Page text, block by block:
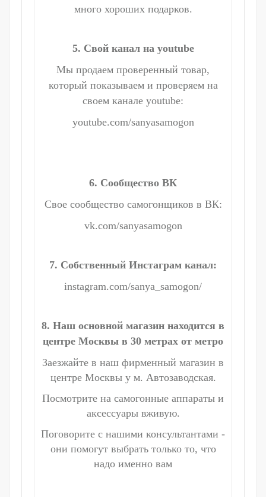
много хороших подарков.
5. Свой канал на youtube
Мы продаем проверенный товар,
который показываем и проверяем на
своем канале youtube:
youtube.com/sanyasamogon
6. Сообщество ВК
Свое сообщество самогонщиков в ВК:
vk.com/sanyasamogon
7. Собственный Инстаграм канал:
instagram.com/sanya_samogon/
8. Наш основной магазин находится в
центре Москвы в 30 метрах от метро
Заезжайте в наш фирменный магазин в
центре Москвы у м. Автозаводская.
Посмотрите на самогонные аппараты и
аксессуары вживую.
Поговорите с нашими консультантами -
они помогут выбрать только то, что
надо именно вам